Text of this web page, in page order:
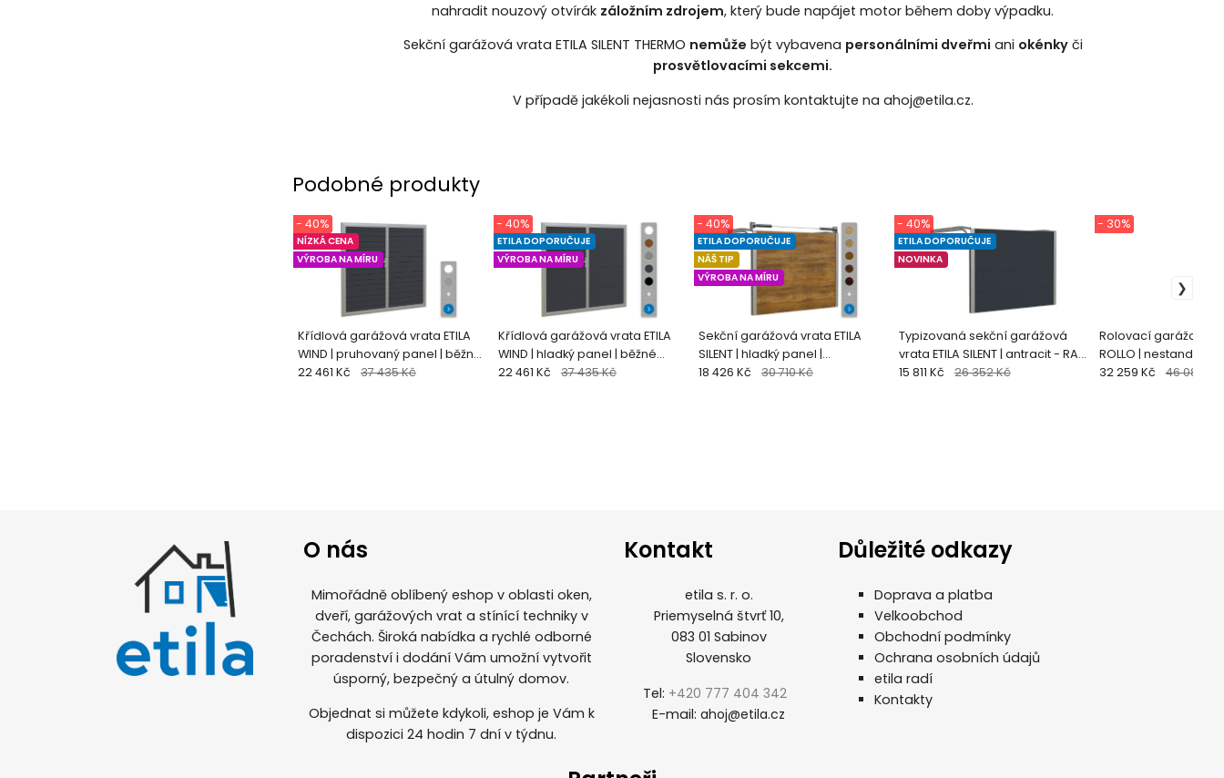
nahradit nouzový otvírák záložním zdrojem, který bude napájet motor během doby výpadku.
Sekční garážová vrata ETILA SILENT THERMO nemůže být vybavena personálními dveřmi ani okénkyči
prosvětlovacími sekcemi.
V případě jakékoli nejasnosti nás prosím kontaktujte na ahoj@etila.cz.
Podobné produkty
Křídlová garážová vrata ETILA
WIND | pruhovaný panel | běžné
barvy
NÍZKÁ CENA
VÝROBA NA MÍRU
- 40%
22 461 Kč 37 435 Kč
Křídlová garážová vrata ETILA
WIND | hladký panel | běžné
barvy
ETILA DOPORUČUJE
VÝROBA NA MÍRU
- 40%
22 461 Kč 37 435 Kč
Sekční garážová vrata ETILA
SILENT | hladký panel |
dřevoimitace
ETILA DOPORUČUJE
NÁŠ TIP
VÝROBA NA MÍRU
- 40%
18 426 Kč 30 710 Kč
Typizovaná sekční garážová
vrata ETILA SILENT | antracit - RAL
7016
ETILA DOPORUČUJE
NOVINKA
- 40%
15 811 Kč 26 352 Kč
Rolovací garážová
ROLLO |
- 30%
32 259 Kč 46 084 Kč
O nás
Mimořádně oblíbený eshop v oblasti oken,
dveří, garážových vrat a stínící techniky v
Čechách. Široká nabídka a rychlé odborné
poradenství i dodání Vám umožní vytvořit
úsporný, bezpečný a útulný domov.
Objednat si můžete kdykoli, eshop je Vám k
dispozici 24 hodin 7 dní v týdnu.
Kontakt
etila s. r. o.
Priemyselná štvrť 10,
083 01 Sabinov
Slovensko
Tel: +420 777 404 342
E-mail:ahoj@etila.cz
Důležité odkazy
Doprava a platba
Velkoobchod
Obchodní podmínky
Ochrana osobních údajů
etila radí
Kontakty